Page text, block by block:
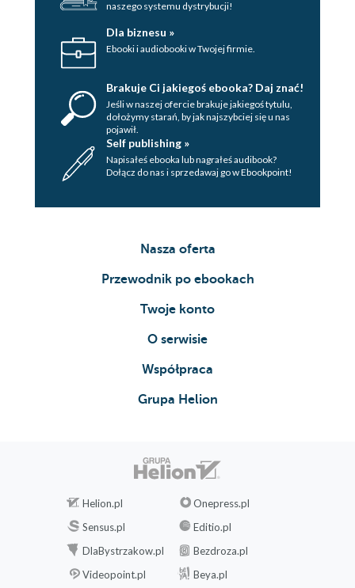
naszego systemu dystrybucji!
Dla biznesu »
Ebooki i audiobooki w Twojej firmie.
Brakuje Ci jakiegoś ebooka? Daj znać!
Jeśli w naszej ofercie brakuje jakiegoś tytulu,
dołożymy starań, by jak najszybciej się u nas
pojawił.
Self publishing »
Napisałeś ebooka lub nagrałeś audibook?
Dołącz do nas i sprzedawaj go w Ebookpoint!
Nasza oferta
Przewodnik po ebookach
Twoje konto
O serwisie
Współpraca
Grupa Helion
Helion.pl
Onepress.pl
Sensus.pl
Editio.pl
DlaBystrzakow.pl
Bezdroza.pl
Videopoint.pl
Beya.pl